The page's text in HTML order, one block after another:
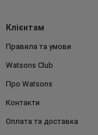
Клієнтам
Правила та умови
Watsons Club
Про Watsons
Контакти
Оплата та доставка